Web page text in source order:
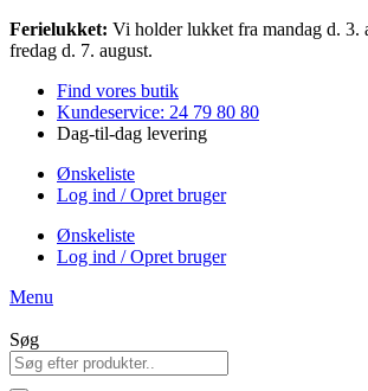
Videre
til
Ferielukket: Vi holder lukket fra mandag d. 3.
fredag d. 7. august.
Find vores butik
Kundeservice: 24 79 80 80
Dag-til-dag levering
Ønskeliste
Log ind / Opret bruger
Ønskeliste
Log ind / Opret bruger
Menu
Søg